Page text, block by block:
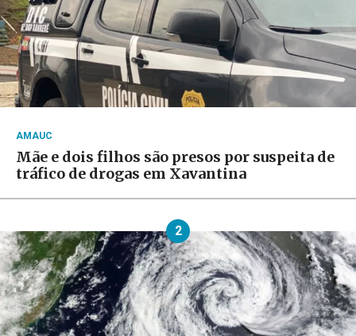
AMAUC
Mãe e dois filhos são presos por suspeita de
tráfico de drogas em Xavantina
2